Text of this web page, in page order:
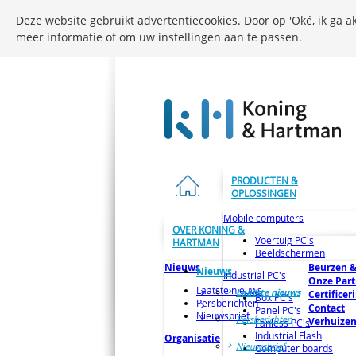
PRODUCTEN &
OPLOSSINGEN
Mobile computers
Voertuig PC's
Beeldschermen
Industrial PC's
Box PC's
Panel PC's
Fanless PC's
Industrial Flash
Computer boards
OVER KONING &
HARTMAN
Nieuws
Laatste nieuws
Persberichten
Nieuwsbrief
Organisatie
Beurzen
Onze
Contact
Verhuizen
Nieuws
Laatste nieuws
Persberichten
Nieuwsbrief
Deze website gebruikt advertentiecookies. Door op 'Oké, ik ga
meer informatie of om uw instellingen aan te passen.